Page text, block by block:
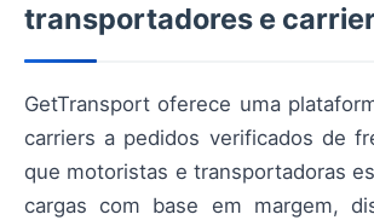
transportadores e
GetTransport oferece uma
carriers a pedidos verificados de
que motoristas e transportadoras
cargas com base em margem,